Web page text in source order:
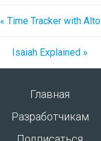
« Time Tracker with Alto
Isaiah Explained »
Главная
Разработчикам